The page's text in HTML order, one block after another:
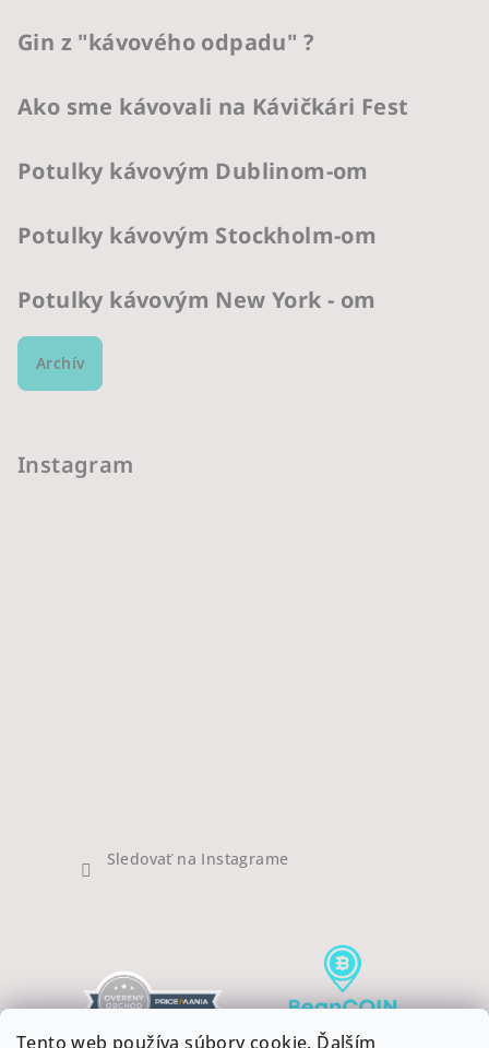
Tento web používa súbory cookie. Ďalším
Gin z "kávového odpadu" ?
Ako sme kávovali na Kávičkári Fest
Potulky kávovým Dublinom-om
Potulky kávovým Stockholm-om
Potulky kávovým New York - om
Archív
Instagram
Sledovať na Instagrame